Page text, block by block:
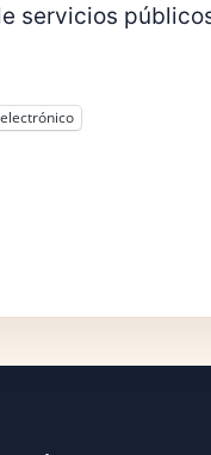
servicios